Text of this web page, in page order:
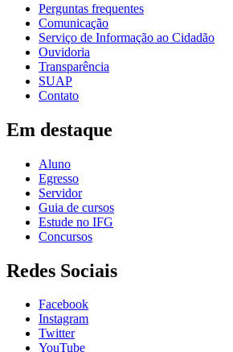
Perguntas frequentes
Comunicação
Serviço de Informação ao Cidadão
Ouvidoria
Transparência
SUAP
Contato
Em destaque
Aluno
Egresso
Servidor
Guia de cursos
Estude no IFG
Concursos
Redes Sociais
Facebook
Instagram
Twitter
YouTube